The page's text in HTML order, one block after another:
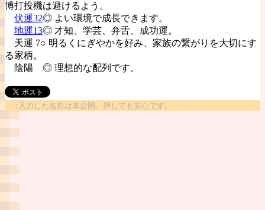
博打投機は避けるよう。
伏運32◎ よい環境で成長できます。
地運13◎ 才知、学芸、弁舌、成功運。
天運 7○ 明るくにぎやかを好み、家族の繋がりを大切にす
る家柄。
陰陽 ◎ 理想的な配列です。
↑入力した名前は非公開。押しても安心です。